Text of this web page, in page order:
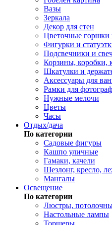
Вазы
Зеркала
Декор для стен
Цветочные горшки
Фигурки и
Подсвечники и
Корзины, коробки,
Шкатулки и
Аксессуары для
Рамки для
Нужные мелочи
Цветы
Часы
Отдых/дача
По категории
Садовые фигуры
Кашпо уличные
Гамаки, качели
Шезлонг, кресло,
Мангалы
Освещение
По категории
Люстры,
Настольные лампы
Торшеры